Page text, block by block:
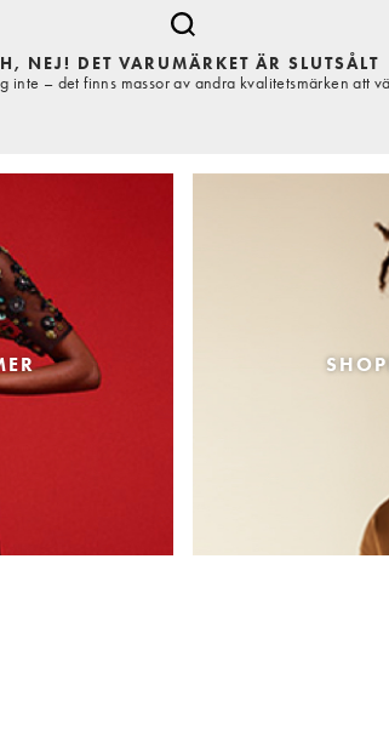
NEJ! DET VARUMÄRKET ÄR SLUTSÅLT
inte – det finns massor av andra kvalitetsmärken att